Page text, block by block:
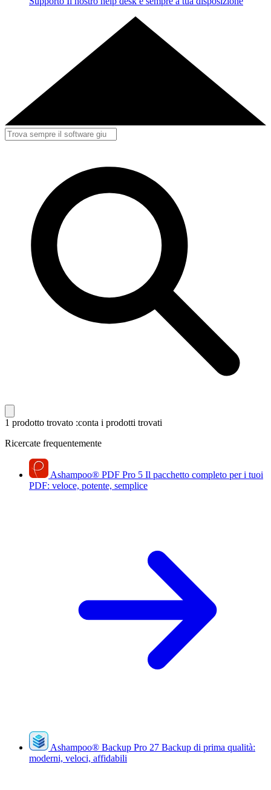
1 prodotto trovato :conta i prodotti trovati
Ricercate frequentemente
Ashampoo® PDF Pro 5 Il pacchetto completo per i tuoi
PDF: veloce, potente, semplice
Ashampoo® Backup Pro 27 Backup di prima qualità:
moderni, veloci, affidabili